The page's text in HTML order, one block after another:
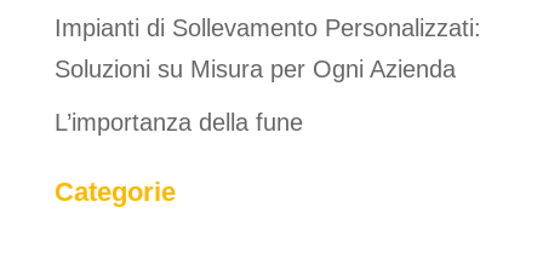
Impianti di Sollevamento Personalizzati:
Soluzioni su Misura per Ogni Azienda
L’importanza della fune
Categorie